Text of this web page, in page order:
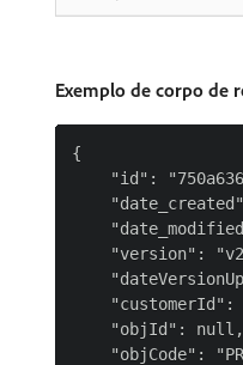
Exemplo de corpo de
{
"id":
"version":
"customerId":
    "objId": null,
"objCode":